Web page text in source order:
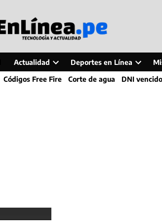
Actualidad
Open
dropdown
Deportes en Línea
Open
dropdown
Códigos Free Fire Corte de agua DNI vencido